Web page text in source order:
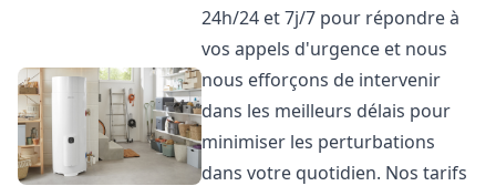
24h/24 et 7j/7 pour répondre à
vos appels d'urgence et nous
nous efforçons de intervenir
dans les meilleurs délais pour
minimiser les perturbations
dans votre quotidien. Nos tarifs